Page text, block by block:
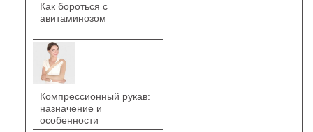
Как бороться с
авитаминозом
Компрессионный рукав:
назначение и
особенности